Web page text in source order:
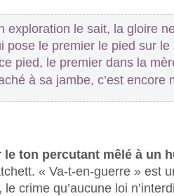
exploration le sait, la gloire
pose le premier le pied sur
pied, le premier dans la
à sa jambe, c’est encore
le ton percutant mêlé à un
« Va-t-en-guerre » est
crime qu’aucune loi